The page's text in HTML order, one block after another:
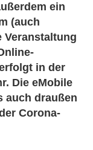
ein
(auch
Veranstaltung
in der
Die eMobile
auch draußen
Corona-